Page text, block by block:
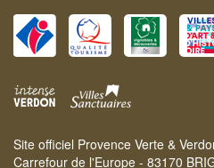
Site officiel Provence Verte &
Carrefour de l'Europe - 83170